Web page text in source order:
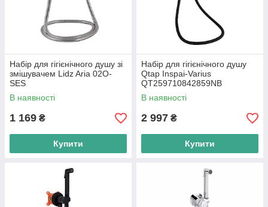
Набір для гігієнічного душу зі
змішувачем Lidz Aria 02O-
SES
В наявності
1 169 ₴
Купити
Набір для гігієнічного душу
Qtap Inspai-Varius
QT259710842859NB
В наявності
2 997 ₴
Купити